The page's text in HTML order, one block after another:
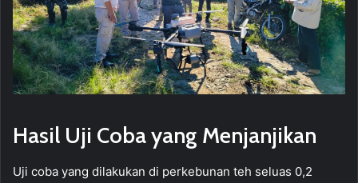
Hasil Uji Coba yang Menjanjikan
Uji coba yang dilakukan di perkebunan teh seluas 0,2